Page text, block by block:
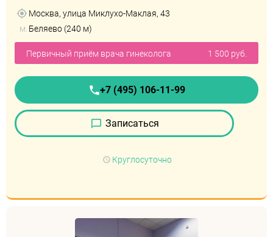
Москва, улица Миклухо-Маклая, 43
м. Беляево (240 м)
Первичный приём врача гинеколога 1 500 руб.
+7 (495) 106-11-99
Записаться
Круглосуточно